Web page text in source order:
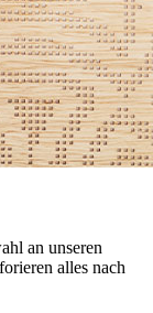
an unseren
alles nach